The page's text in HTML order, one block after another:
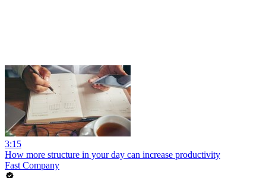
3:15
How more structure in your day can increase productivity
Fast Company